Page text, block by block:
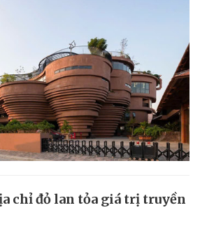
chỉ đỏ lan tỏa giá trị truyền